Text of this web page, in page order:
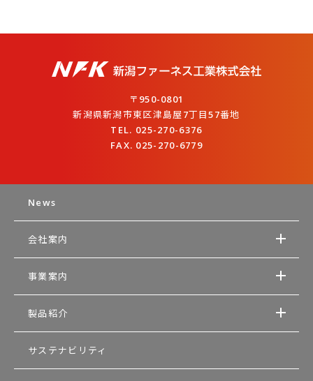
〒950-0801
新潟県新潟市東区津島屋7丁目57番地
TEL. 025-270-6376
FAX. 025-270-6779
News
会社案内
事業案内
製品紹介
サステナビリティ